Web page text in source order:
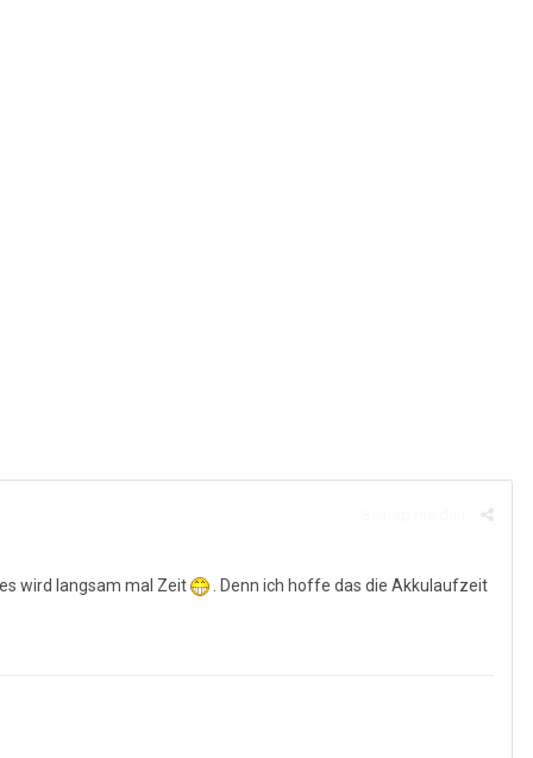
wird langsam mal Zeit
. Denn ich hoffe das die Akkulaufzeit